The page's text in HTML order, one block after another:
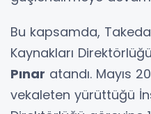
Bu kapsamda,
Kaynakları
Pınar atandı. Mayıs
vekaleten yürüttüğü